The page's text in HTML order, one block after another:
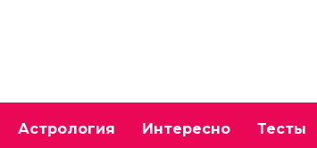
Астрология Интересно Тесты